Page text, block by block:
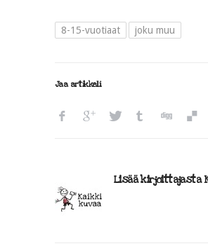
8-15-vuotiaat joku muu
Jaa artikkeli
Lisää kirjoittajasta